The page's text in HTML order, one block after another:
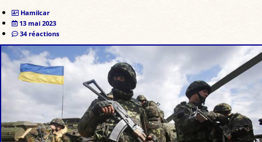
Hamilcar
13 mai 2023
34 réactions